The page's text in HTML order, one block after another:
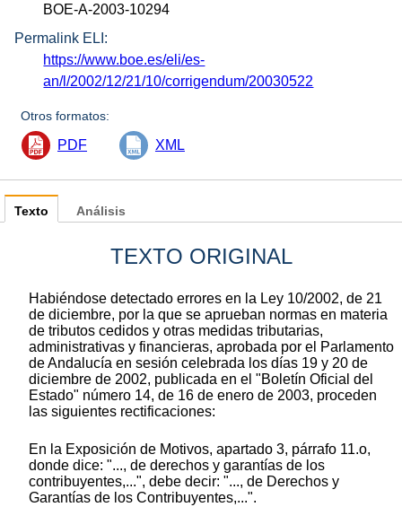
BOE-A-2003-10294
Permalink ELI:
https://www.boe.es/eli/es-
an/l/2002/12/21/10/corrigendum/20030522
Otros formatos:
PDF XML
Texto
TEXTO ORIGINAL
Habiéndose detectado errores en la Ley 10/2002, de 21
de diciembre, por la que se aprueban normas en materia
de tributos cedidos y otras medidas tributarias,
administrativas y financieras, aprobada por el Parlamento
de Andalucía en sesión celebrada los días 19 y 20 de
diciembre de 2002, publicada en el "Boletín Oficial del
Estado" número 14, de 16 de enero de 2003, proceden
las siguientes rectificaciones:
En la Exposición de Motivos, apartado 3, párrafo 11.o,
donde dice: "..., de derechos y garantías de los
contribuyentes,...", debe decir: "..., de Derechos y
Garantías de los Contribuyentes,...".
Análisis